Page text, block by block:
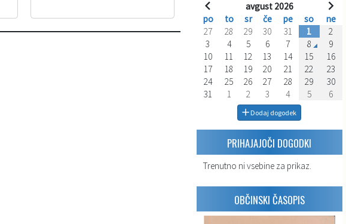
avgust 2026
po
to sr če pe so
ne
27
28 29 30 31 1
2
3
4 5 6 7 8
9
10
11 12 13 14 15
16
17
18 19 20 21 22
23
24
25 26 27 28 29
30
31
1 2 3 4 5 6
Dodaj dogodek
PRIHAJAJOČI DOGODKI
Trenutno ni vsebine za prikaz.
OBČINSKI ČASOPIS